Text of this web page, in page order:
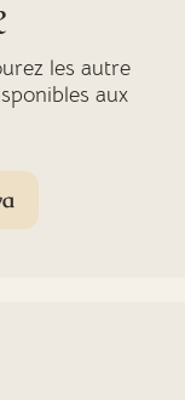
les autre
aux